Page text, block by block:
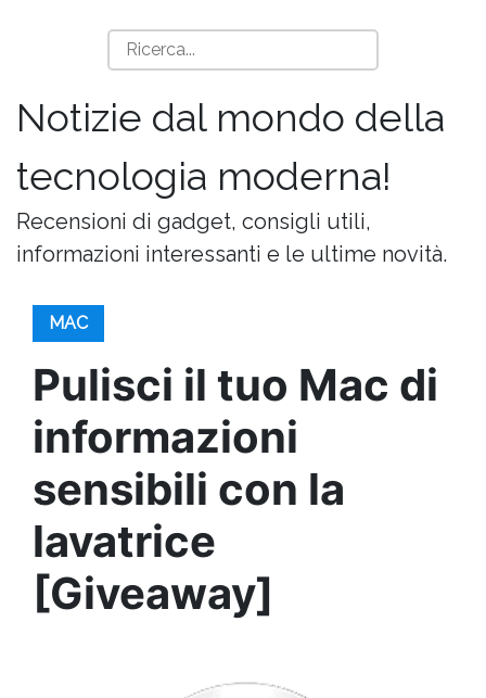
Notizie dal mondo della
tecnologia moderna!
Recensioni di gadget, consigli utili,
informazioni interessanti e le ultime novità.
MAC
Pulisci il tuo Mac di
informazioni
sensibili con la
lavatrice
[Giveaway]